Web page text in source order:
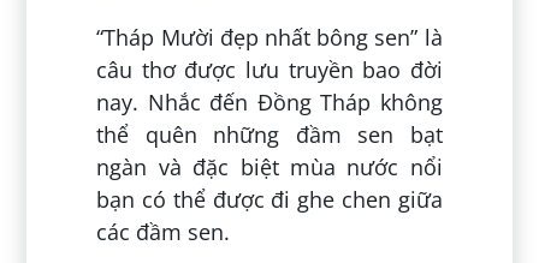
“Tháp Mười đẹp nhất bông sen” là
câu thơ được lưu truyền bao đời
nay. Nhắc đến Đồng Tháp không
thể quên những đầm sen bạt
ngàn và đặc biệt mùa nước nổi
bạn có thể được đi ghe chen giữa
các đầm sen.